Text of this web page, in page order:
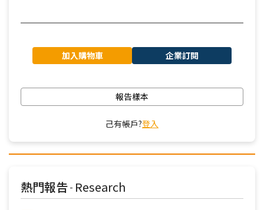
加入購物車 企業訂閱
報告樣本
己有帳戶?登入
熱門報告 - Research